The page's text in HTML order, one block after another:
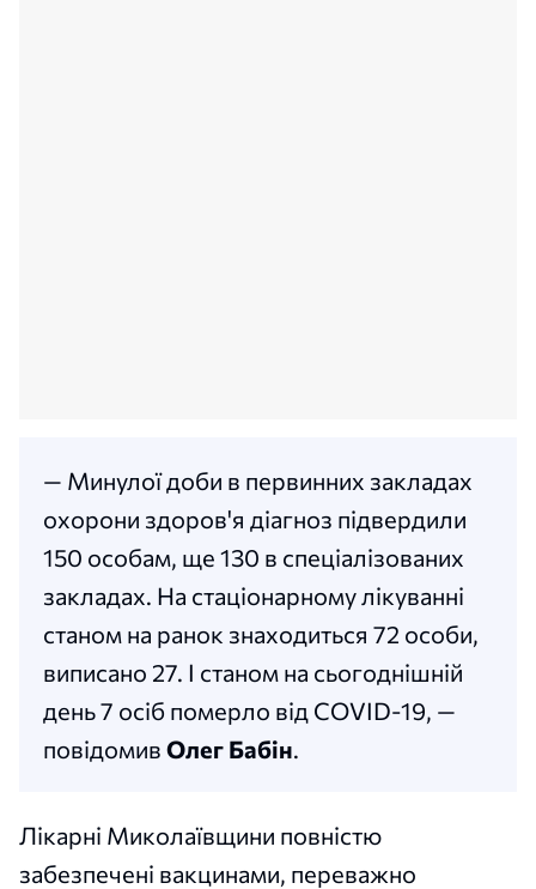
— Минулої доби в первинних закладах
охорони здоров'я діагноз підвердили
150 особам, ще 130 в спеціалізованих
закладах. На стаціонарному лікуванні
станом на ранок знаходиться 72 особи,
виписано 27. І станом на сьогоднішній
день 7 осіб померло від COVID-19, —
повідомив Олег Бабін.
Лікарні Миколаївщини повністю
забезпечені вакцинами, переважно